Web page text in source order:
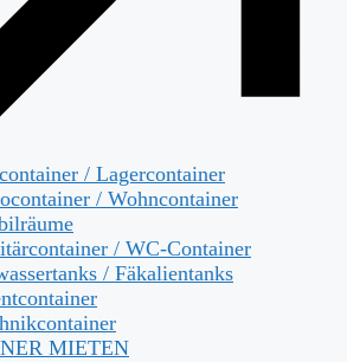
/ Lagercontainer
/ Wohncontainer
/ WC-Container
/ Fäkalientanks
MIETEN